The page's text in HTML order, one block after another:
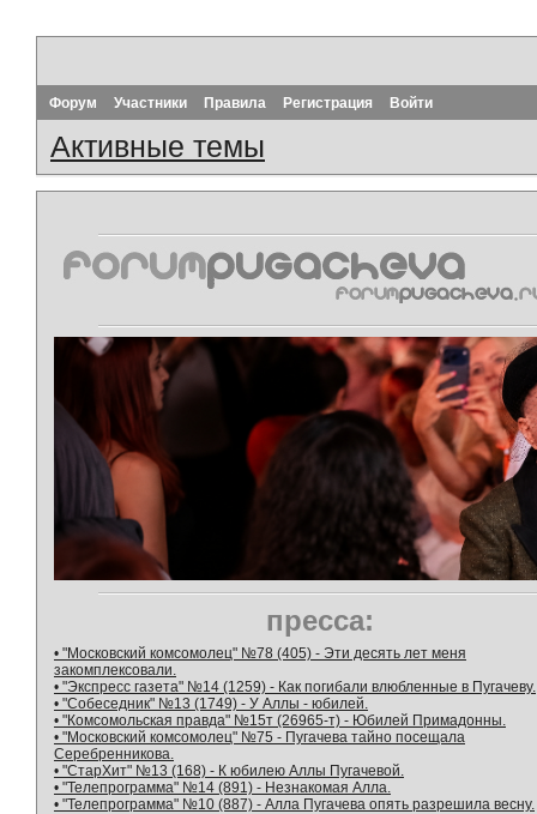
Форум Участники Правила Регистрация Войти
Активные темы
пресса:
• "Московский комсомолец" №78 (405) - Эти десять лет меня
закомплексовали.
• "Экспресс газета" №14 (1259) - Как погибали влюбленные в Пугачеву.
• "Собеседник" №13 (1749) - У Аллы - юбилей.
• "Комсомольская правда" №15т (26965-т) - Юбилей Примадонны.
• "Московский комсомолец" №75 - Пугачева тайно посещала
Серебренникова.
• "СтарХит" №13 (168) - К юбилею Аллы Пугачевой.
• "Телепрограмма" №14 (891) - Незнакомая Алла.
• "Телепрограмма" №10 (887) - Алла Пугачева опять разрешила весну.